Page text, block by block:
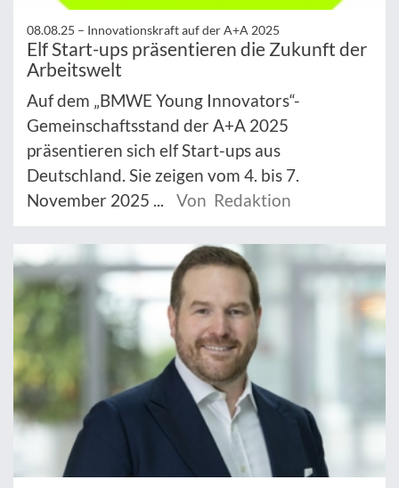
08.08.25 – Innovationskraft auf der A+A 2025
Elf Start-ups präsentieren die Zukunft der
Arbeitswelt
Auf dem „BMWE Young Innovators“-
Gemeinschaftsstand der A+A 2025
präsentieren sich elf Start-ups aus
Deutschland. Sie zeigen vom 4. bis 7.
November 2025 ...
Von Redaktion